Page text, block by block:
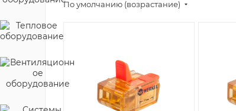
По умолчанию (возрастание)